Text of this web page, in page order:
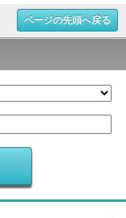
ページの先頭へ戻る